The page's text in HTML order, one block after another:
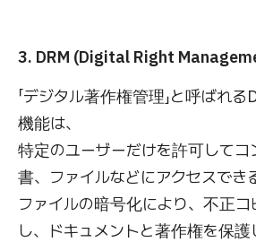
3. DRM (Digital Right
「デジタル著作権管理」と呼ばれ
機能は、
特定のユーザーだけを許可してコ
書、ファイルなどにアクセスでき
ファイルの暗号化により、不正
し、ドキュメントと著作権を保護